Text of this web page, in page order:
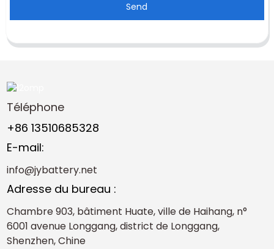
Send
Téléphone
+86 13510685328
E-mail:
info@jybattery.net
Adresse du bureau :
Chambre 903, bâtiment Huate, ville de Haihang, n°
6001 avenue Longgang, district de Longgang,
Shenzhen, Chine